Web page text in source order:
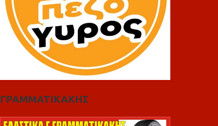
ΓΡΑΜΜΑΤΙΚΑΚΗΣ